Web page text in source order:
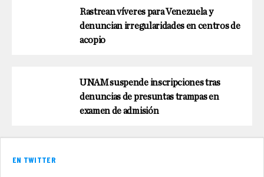
Rastrean víveres para Venezuela y
denuncian irregularidades en centros de
acopio
UNAM suspende inscripciones tras
denuncias de presuntas trampas en
examen de admisión
EN TWITTER